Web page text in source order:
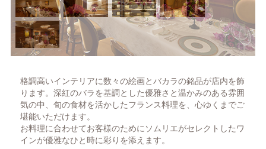
格調高いインテリアに数々の絵画とバカラの銘品が店内を飾
ります。深紅のバラを基調とした優雅さと温かみのある雰囲
気の中、旬の食材を活かしたフランス料理を、心ゆくまでご
堪能いただけます。
お料理に合わせてお客様のためにソムリエがセレクトしたワ
インが優雅なひと時に彩りを添えます。